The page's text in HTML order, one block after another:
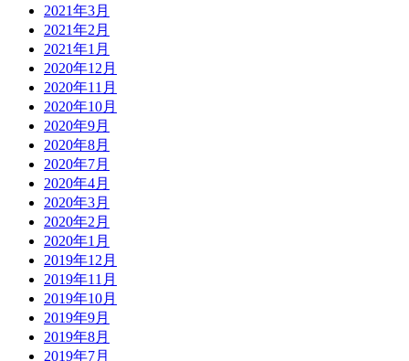
2021年3月
2021年2月
2021年1月
2020年12月
2020年11月
2020年10月
2020年9月
2020年8月
2020年7月
2020年4月
2020年3月
2020年2月
2020年1月
2019年12月
2019年11月
2019年10月
2019年9月
2019年8月
2019年7月